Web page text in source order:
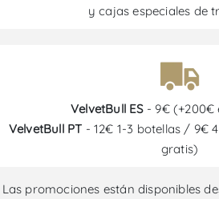
y cajas especiales de
VelvetBull ES- 9€ (+200€
VelvetBull PT - 12€ 1-3 botellas / 9€
gratis)
Las promociones están disponibles